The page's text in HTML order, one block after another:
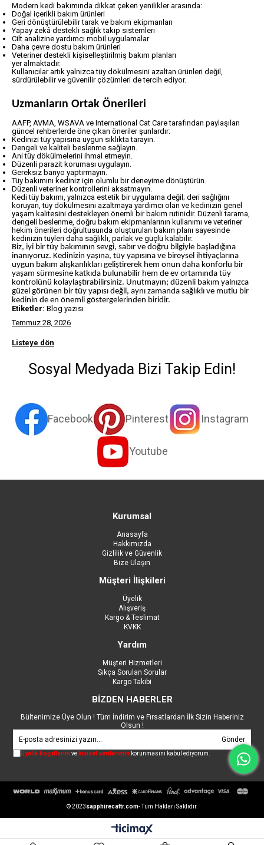
Modern kedi bakımında dikkat çeken yenilikler arasında:
Doğal içerikli bakım ürünleri
Geri dönüştürülebilir tarak ve bakım ekipmanları
Yapay zekâ destekli sağlık takip sistemleri
Cilt analizine yardımcı mobil uygulamalar
Daha çevre dostu bakım ürünleri
Veteriner destekli kişiselleştirilmiş bakım planları
yer almaktadır.
Kullanıcılar artık yalnızca tüy dökülmesini azaltan ürünleri değil,
sürdürülebilir ve güvenilir çözümleri de tercih ediyor.
Uzmanların Ortak Önerileri
AAFP, AVMA, WSAVA ve International Cat Care tarafından paylaşılan
güncel rehberlerde öne çıkan öneriler şunlardır:
Kedinizi tüy yapısına uygun sıklıkta tarayın.
Dengeli ve kaliteli beslenme sağlayın.
Ani tüy dökülmelerini ihmal etmeyin.
Düzenli parazit koruması uygulayın.
Gereksiz banyo yaptırmayın.
Tüy bakımını kediniz için olumlu bir deneyime dönüştürün.
Düzenli veteriner kontrollerini aksatmayın.
Kedi tüy bakımı, yalnızca estetik bir uygulama değil; deri sağlığını
koruyan, tüy dökülmesini azaltmaya yardımcı olan ve kedinizin genel
yaşam kalitesini destekleyen önemli bir bakım rutinidir. Düzenli tarama,
dengeli beslenme, doğru bakım ekipmanlarının kullanımı ve veteriner
hekim önerileri doğrultusunda oluşturulan bakım planı sayesinde
kedinizin tüyleri daha sağlıklı, parlak ve güçlü kalabilir.
Biz, iyi bir tüy bakımının sevgi, sabır ve doğru bilgiyle başladığına
inanıyoruz. Kedinizin yaşına, tüy yapısına ve bireysel ihtiyaçlarına
uygun bakım alışkanlıkları geliştirerek hem onun daha konforlu bir
yaşam sürmesine katkıda bulunabilir hem de ev ortamında tüy
kontrolünü kolaylaştırabilirsiniz. Unutmayın; düzenli bakım yalnızca
güzel görünen bir tüy yapısı değil, aynı zamanda sağlıklı ve mutlu bir
kedinin de en önemli göstergelerinden biridir.
Etiketler: Blog yazısı
Temmuz 28, 2026
Listeye dön
Sosyal Medyada Bizi Takip Edin!
Facebook Pinterest Instagram
Youtube
Kurumsal
Anasayfa
Hakkımızda
Gizlilik ve Güvenlik
Bize Ulaşın
Müşteri İlişkileri
Üyelik
Alışveriş
Kargo & Teslimat
KVKK
Yardım
Müşteri Hizmetleri
Sıkça Sorulan Sorular
Kargo Takibi
BİZDEN HABERLER
Bültenimize Üye Olun ! Tüm İndirim ve Fırsatlardan İlk Sizin Haberiniz
Olsun !
Gönder
Üyelik koşullarını ve kişisel verilerimin korunmasını kabul ediyorum.
© 2023sapphirecattr.com- Tüm Hakları Saklıdır.